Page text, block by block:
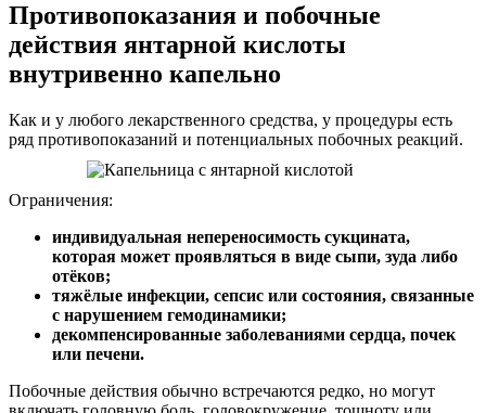
Противопоказания и побочные
действия янтарной кислоты
внутривенно капельно
Как и у любого лекарственного средства, у процедуры есть
ряд противопоказаний и потенциальных побочных реакций.
Ограничения:
индивидуальная непереносимость сукцината,
которая может проявляться в виде сыпи, зуда либо
отёков;
тяжёлые инфекции, сепсис или состояния, связанные
с нарушением гемодинамики;
декомпенсированные заболеваниями сердца, почек
или печени.
Побочные действия обычно встречаются редко, но могут